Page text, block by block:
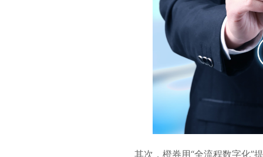
其次，橙券用“全流程数字化”提